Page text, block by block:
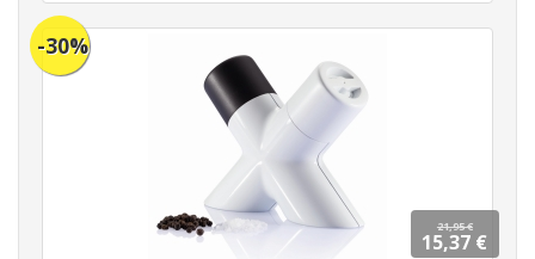
-30%
21,95 €
15,37 €